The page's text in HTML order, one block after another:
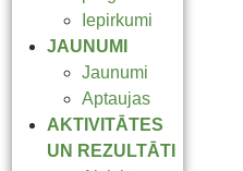
Iepirkumi
JAUNUMI
Jaunumi
Aptaujas
AKTIVITĀTES
UN REZULTĀTI